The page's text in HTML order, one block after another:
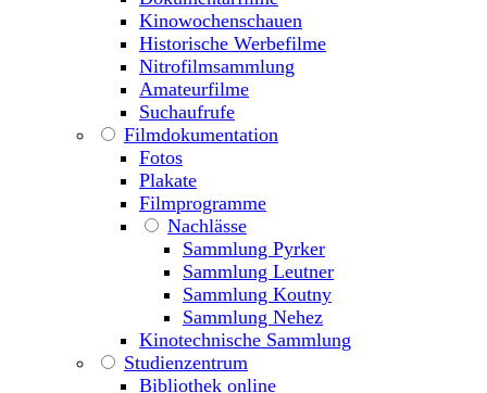
Kinowochenschauen
Historische Werbefilme
Nitrofilmsammlung
Amateurfilme
Suchaufrufe
Filmdokumentation
Fotos
Plakate
Filmprogramme
Nachlässe
Sammlung Pyrker
Sammlung Leutner
Sammlung Koutny
Sammlung Nehez
Kinotechnische Sammlung
Studienzentrum
Bibliothek online